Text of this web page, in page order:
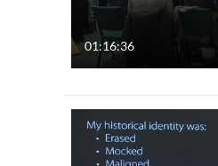
01:16:36